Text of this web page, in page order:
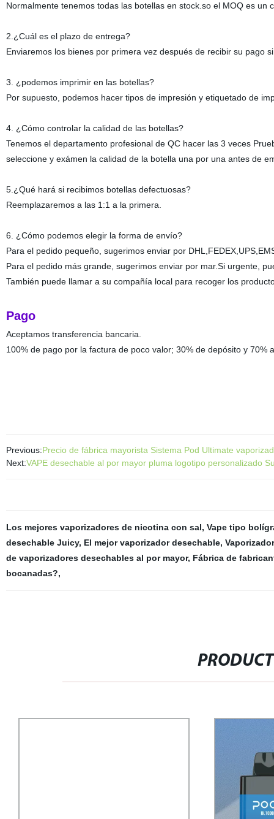
Normalmente tenemos todas las botellas en stock.so el MOQ es un
2.¿Cuál es el plazo de entrega?
Enviaremos los bienes por primera vez después de recibir su pago
3. ¿podemos imprimir en las botellas?
Por supuesto, podemos hacer tipos de impresión y etiquetado de
4. ¿Cómo controlar la calidad de las botellas?
Tenemos el departamento profesional de QC hacer las 3 veces
seleccione y exámen la calidad de la botella una por una antes de
5.¿Qué hará si recibimos botellas defectuosas?
Reemplazaremos a las 1:1 a la primera.
6. ¿Cómo podemos elegir la forma de envío?
Para el pedido pequeño, sugerimos enviar por
Para el pedido más grande, sugerimos enviar por mar.Si urgente,
También puede llamar a su compañía local para recoger los
Pago
Aceptamos transferencia bancaria.
100% de pago por la factura de poco valor; 30% de depósito y 70%
Previous:Precio de fábrica mayorista Sistema Pod Ultimate
Next:VAPE desechable al por mayor pluma logotipo personalizado
Los mejores vaporizadores de nicotina con sal, Vape tipo
desechable Juicy, El mejor vaporizador desechable,
de vaporizadores desechables al por mayor, Fábrica de
bocanadas?,